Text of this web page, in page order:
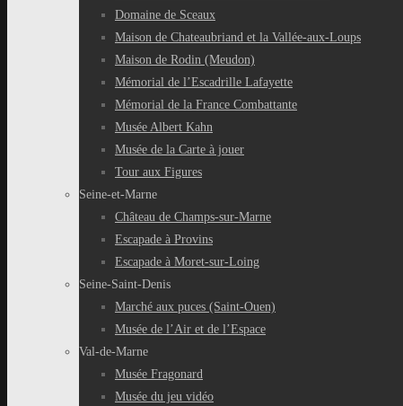
Domaine de Sceaux
Maison de Chateaubriand et la Vallée-aux-Loups
Maison de Rodin (Meudon)
Mémorial de l’Escadrille Lafayette
Mémorial de la France Combattante
Musée Albert Kahn
Musée de la Carte à jouer
Tour aux Figures
Seine-et-Marne
Château de Champs-sur-Marne
Escapade à Provins
Escapade à Moret-sur-Loing
Seine-Saint-Denis
Marché aux puces (Saint-Ouen)
Musée de l’Air et de l’Espace
Val-de-Marne
Musée Fragonard
Musée du jeu vidéo